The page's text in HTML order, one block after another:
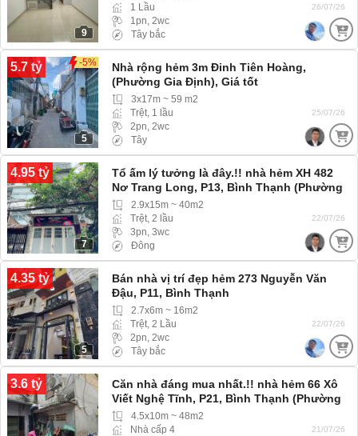
9
1 Lầu
1pn, 2wc
Tây bắc
26/07/26
5.7 tỷ -5%
5
Nhà rộng hẻm 3m Đinh Tiên Hoàng,
(Phường Gia Định), Giá tốt
3x17m ~ 59 m2
Trệt, 1 lầu
2pn, 2wc
Tây
25/07/26
4.95 tỷ
7
Tổ ấm lý tưởng là đây.!! nhà hẻm XH 482
Nơ Trang Long, P13, Bình Thạnh (Phường
Bình Lợi Trung) hẻm rộng xe hơi 4 chỗ vào
tới nhà
2.9x15m ~ 40m2
Trệt, 2 lầu
3pn, 3wc
Đông
22/07/26
4.35 tỷ
5
Bán nhà vị trí đẹp hẻm 273 Nguyễn Văn
Đậu, P11, Bình Thạnh
2.7x6m ~ 16m2
Trệt, 2 Lầu
2pn, 2wc
Tây bắc
22/07/26
3.6 tỷ
Căn nhà đáng mua nhất.!! nhà hẻm 66 Xô
Viết Nghệ Tĩnh, P21, Bình Thạnh (Phường
Thạnh Mỹ Tây) hẻm ba gác
4.5x10m ~ 48m2
Nhà cấp 4
21/07/26